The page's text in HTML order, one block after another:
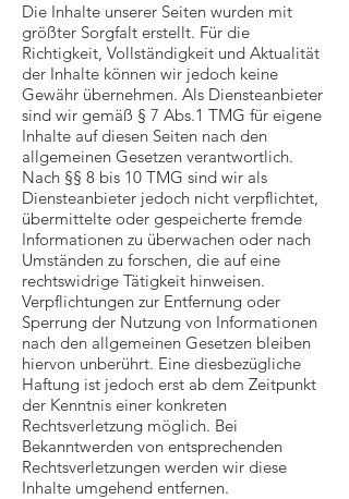
Die Inhalte unserer Seiten wurden mit
größter Sorgfalt erstellt. Für die
Richtigkeit, Vollständigkeit und Aktualität
der Inhalte können wir jedoch keine
Gewähr übernehmen. Als Diensteanbieter
sind wir gemäß § 7 Abs.1 TMG für eigene
Inhalte auf diesen Seiten nach den
allgemeinen Gesetzen verantwortlich.
Nach §§ 8 bis 10 TMG sind wir als
Diensteanbieter jedoch nicht verpflichtet,
übermittelte oder gespeicherte fremde
Informationen zu überwachen oder nach
Umständen zu forschen, die auf eine
rechtswidrige Tätigkeit hinweisen.
Verpflichtungen zur Entfernung oder
Sperrung der Nutzung von Informationen
nach den allgemeinen Gesetzen bleiben
hiervon unberührt. Eine diesbezügliche
Haftung ist jedoch erst ab dem Zeitpunkt
der Kenntnis einer konkreten
Rechtsverletzung möglich. Bei
Bekanntwerden von entsprechenden
Rechtsverletzungen werden wir diese
Inhalte umgehend entfernen.